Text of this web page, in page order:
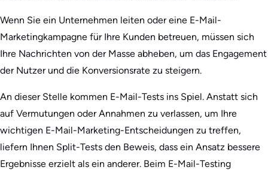
Wenn Sie ein Unternehmen leiten oder eine E-Mail-
Marketingkampagne für Ihre Kunden betreuen, müssen sich
Ihre Nachrichten von der Masse abheben, um das Engagement
der Nutzer und die Konversionsrate zu steigern.
An dieser Stelle kommen E-Mail-Tests ins Spiel. Anstatt sich
auf Vermutungen oder Annahmen zu verlassen, um Ihre
wichtigen E-Mail-Marketing-Entscheidungen zu treffen,
liefern Ihnen Split-Tests den Beweis, dass ein Ansatz bessere
Ergebnisse erzielt als ein anderer. Beim E-Mail-Testing